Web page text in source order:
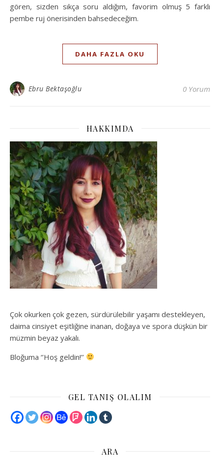
gören, sizden sıkça soru aldığım, favorim olmuş 5 farklı
pembe ruj önerisinden bahsedeceğim.
DAHA FAZLA OKU
Ebru Bektaşoğlu 0 Yorum
HAKKIMDA
Çok okurken çok gezen, sürdürülebilir yaşamı destekleyen,
daima cinsiyet eşitliğine inanan, doğaya ve spora düşkün bir
müzmin beyaz yakalı.
Bloğuma ‘’Hoş geldin!’’
GEL TANIŞ OLALIM
ARA